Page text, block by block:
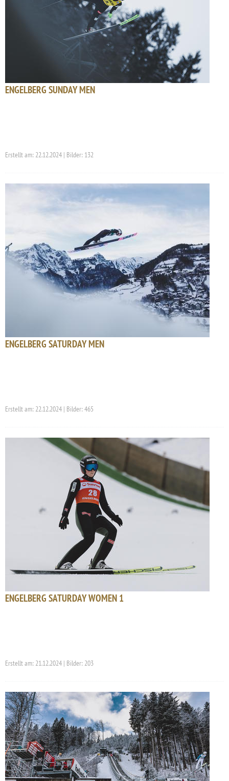
ENGELBERG SUNDAY MEN
Erstellt am: 22.12.2024 | Bilder: 132
ENGELBERG SATURDAY MEN
Erstellt am: 22.12.2024 | Bilder: 465
ENGELBERG SATURDAY WOMEN 1
Erstellt am: 21.12.2024 | Bilder: 203